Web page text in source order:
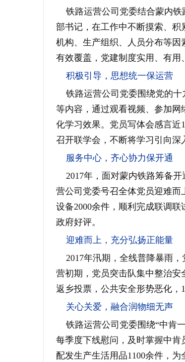
铁路运营公司党委结合蒙内铁
部书记，在工作中不断摸索、
机构、生产组织、人员分布等
有效覆盖，党建制度实用、有用
积极引导，思想统一保运营
铁路运营公司党委围绕党的十
等内容，通过观看视频、参加
化学习效果。党员写体会感言近
召开联学会，不断将学习引向深
服务中心，齐心协力保开通
2017年，面对蒙内铁路筹备
营公司党委号召全体党员迎难
设备2000余件，顺利完成联调联
政府好评。
迎难而上，充分弘扬正能量
2017年汛期，全线普降暴雨
营初期，党员突击队集中整治安
返乡投票，公共安全形势恶化，
关心关爱，融合润物细无声
铁路运营公司党委围绕“中肯
每季度下线慰问，及时掌握中
配发生产生活用品1100余件，为